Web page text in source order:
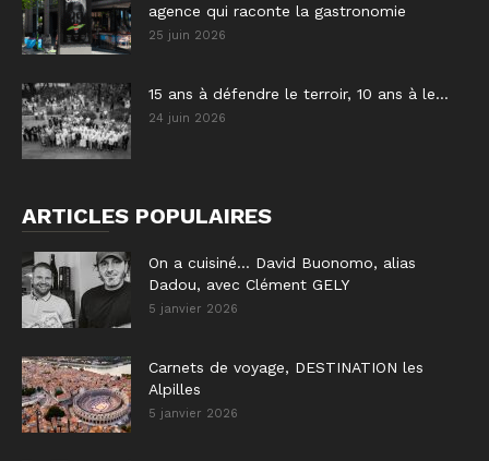
agence qui raconte la gastronomie
25 juin 2026
15 ans à défendre le terroir, 10 ans à le...
24 juin 2026
ARTICLES POPULAIRES
On a cuisiné… David Buonomo, alias
Dadou, avec Clément GELY
5 janvier 2026
Carnets de voyage, DESTINATION les
Alpilles
5 janvier 2026